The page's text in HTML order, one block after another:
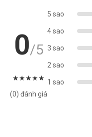
0/5
★★★★★
(0) đánh giá
5 sao
4 sao
3 sao
2 sao
1 sao